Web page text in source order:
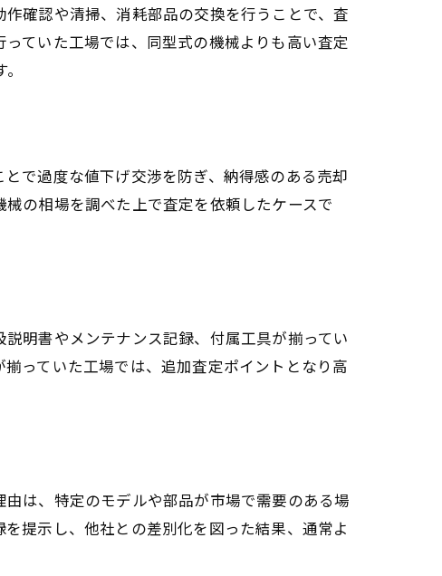
確認や清掃、消耗部品の交換を行うことで、査
ていた工場では、同型式の機械よりも高い査定
で過度な値下げ交渉を防ぎ、納得感のある売却
の相場を調べた上で査定を依頼したケースで
明書やメンテナンス記録、付属工具が揃ってい
っていた工場では、追加査定ポイントとなり高
は、特定のモデルや部品が市場で需要のある場
提示し、他社との差別化を図った結果、通常よ